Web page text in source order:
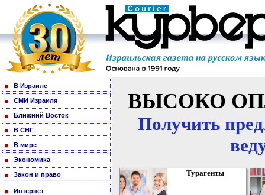
В Израиле
СМИ Израиля
Ближний Восток
В СНГ
В мире
Экономика
Закон и право
Интернет
ВЫСОКО
Получить
Турагенты